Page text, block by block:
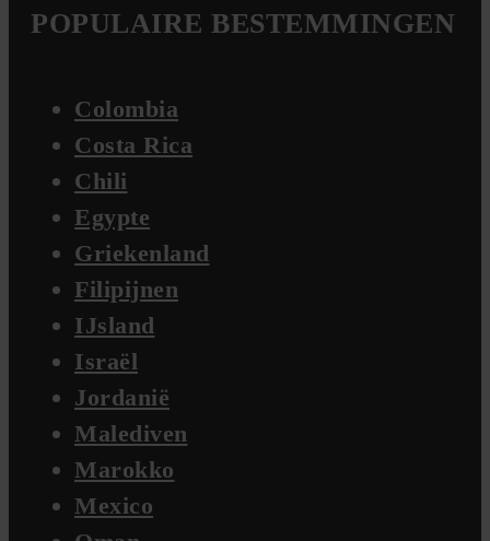
POPULAIRE BESTEMMINGEN
Colombia
Costa Rica
Chili
Egypte
Griekenland
Filipijnen
IJsland
Israël
Jordanië
Malediven
Marokko
Mexico